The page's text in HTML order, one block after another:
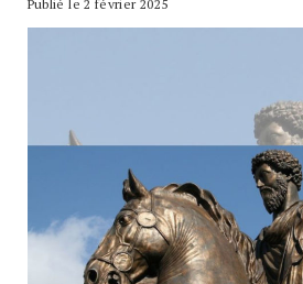
Publié le 2 février 2025